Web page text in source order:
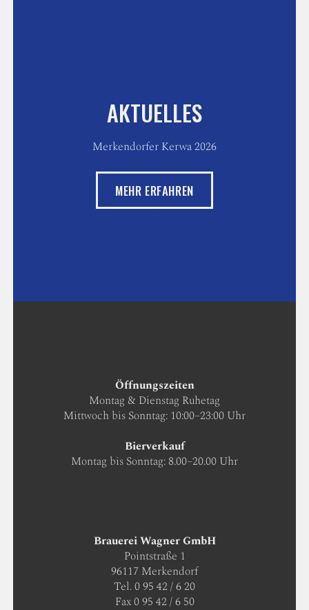
AKTUELLES
Merkendorfer Kerwa 2026
MEHR ERFAHREN
Öffnungszeiten
Montag & Dienstag Ruhetag
Mittwoch bis Sonntag: 10:00–23:00 Uhr
Bierverkauf
Montag bis Sonntag: 8.00–20.00 Uhr
Brauerei Wagner GmbH
Pointstraße 1
96117 Merkendorf
Tel. 0 95 42 / 6 20
Fax 0 95 42 / 6 50